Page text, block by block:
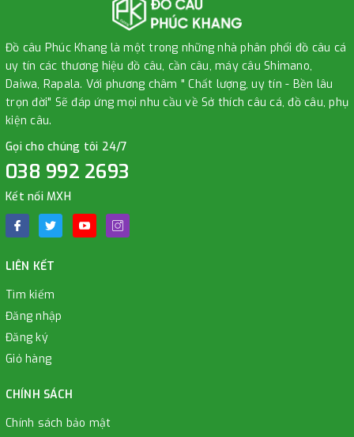
Đồ câu Phúc Khang là một trong những nhà phân phối đồ câu cá
uy tín các thương hiệu đồ câu, cần câu, máy câu Shimano,
Daiwa, Rapala. Với phương châm " Chất lượng, uy tín - Bền lâu
trọn đời" Sẽ đáp ứng mọi nhu cầu về Sở thích câu cá, đồ câu, phụ
kiện câu.
Gọi cho chúng tôi 24/7
038 992 2693
Kết nối MXH
LIÊN KẾT
Tìm kiếm
Đăng nhập
Đăng ký
Giỏ hàng
CHÍNH SÁCH
Chính sách bảo mật